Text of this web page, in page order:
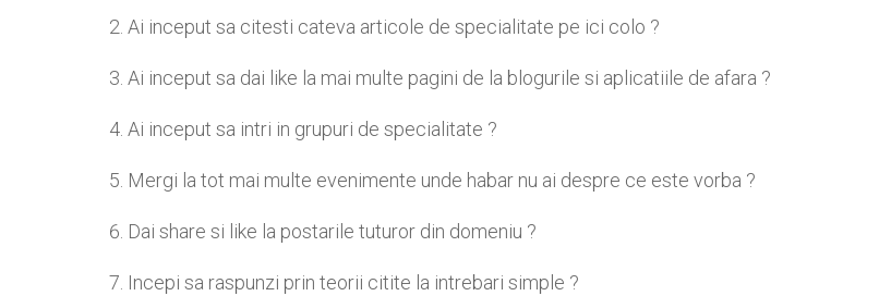
Ai inceput sa citesti cateva articole de specialitate pe ici colo ?
Ai inceput sa dai like la mai multe pagini de la blogurile si aplicatiile de afara ?
Ai inceput sa intri in grupuri de specialitate ?
Mergi la tot mai multe evenimente unde habar nu ai despre ce este vorba ?
Dai share si like la postarile tuturor din domeniu ?
Incepi sa raspunzi prin teorii citite la intrebari simple ?